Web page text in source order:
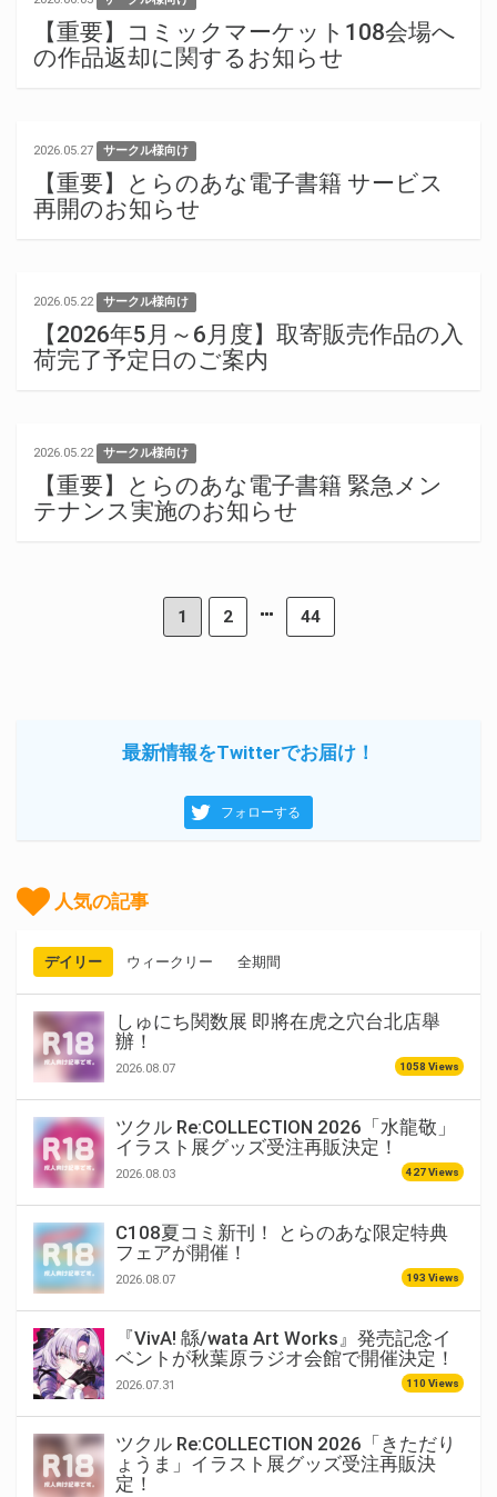
【重要】コミックマーケット108会場へ
の作品返却に関するお知らせ
2026.05.27 サークル様向け
【重要】とらのあな電子書籍 サービス
再開のお知らせ
2026.05.22 サークル様向け
【2026年5月～6月度】取寄販売作品の入
荷完了予定日のご案内
2026.05.22 サークル様向け
【重要】とらのあな電子書籍 緊急メン
テナンス実施のお知らせ
1 2 44
最新情報をTwitterでお届け！
フォローする
人気の記事
デイリー ウィークリー 全期間
しゅにち関数展 即將在虎之穴台北店舉
辦！
2026.08.07 1058 Views
ツクル Re:COLLECTION 2026「水龍敬」
イラスト展グッズ受注再販決定！
2026.08.03 427 Views
C108夏コミ新刊！ とらのあな限定特典
フェアが開催！
2026.08.07 193 Views
『VivA! 緜/wata Art Works』発売記念イ
ベントが秋葉原ラジオ会館で開催決定！
2026.07.31 110 Views
ツクル Re:COLLECTION 2026「きただり
ょうま」イラスト展グッズ受注再販決
定！